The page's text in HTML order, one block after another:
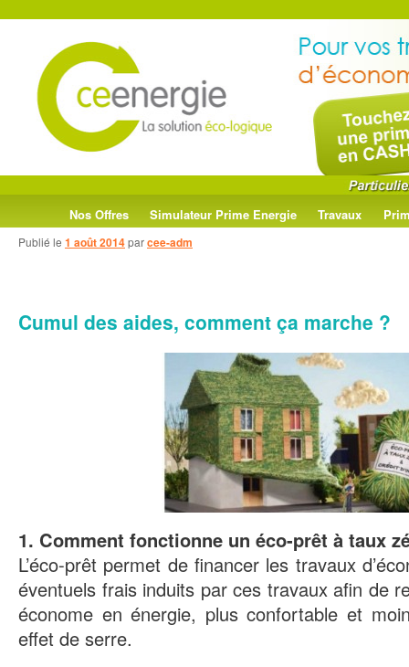
Aller
au
Aller
au
Nos Offres Simulateur Prime Energie Travaux
Cumul des aides, comment ça marche ?
Publié le 1 août 2014parcee-adm
1. Comment fonctionne un éco-prêt à taux
L’éco-prêt permet de financer les travaux
éventuels frais induits par ces travaux afin de
économe en énergie, plus confortable et
effet de serre.